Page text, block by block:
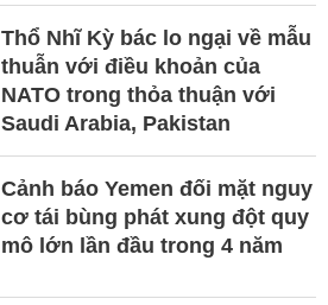
Thổ Nhĩ Kỳ bác lo ngại về mẫu
thuẫn với điều khoản của
NATO trong thỏa thuận với
Saudi Arabia, Pakistan
Cảnh báo Yemen đối mặt nguy
cơ tái bùng phát xung đột quy
mô lớn lần đầu trong 4 năm